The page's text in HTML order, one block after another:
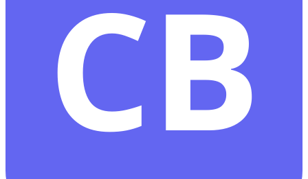
CB